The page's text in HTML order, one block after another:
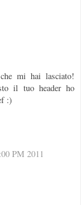
mi hai lasciato!
il tuo header ho
:)
PM 2011